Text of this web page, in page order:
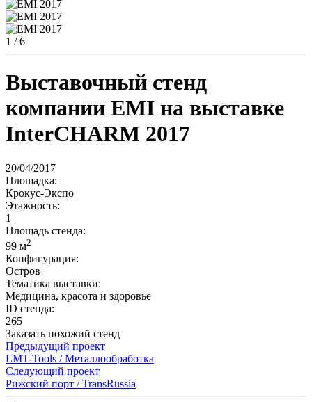
1 / 6
Выставочный стенд
компании EMI на выставке
InterCHARM 2017
20/04/2017
Площадка:
Крокус-Экспо
Этажность:
1
Площадь стенда:
99 м2
Конфигурация:
Остров
Тематика выставки:
Медицина, красота и здоровье
ID стенда:
265
Заказать похожий стенд
Предыдущий проект
LMT-Tools / Металлообработка
Следующий проект
Рижский порт / TransRussia